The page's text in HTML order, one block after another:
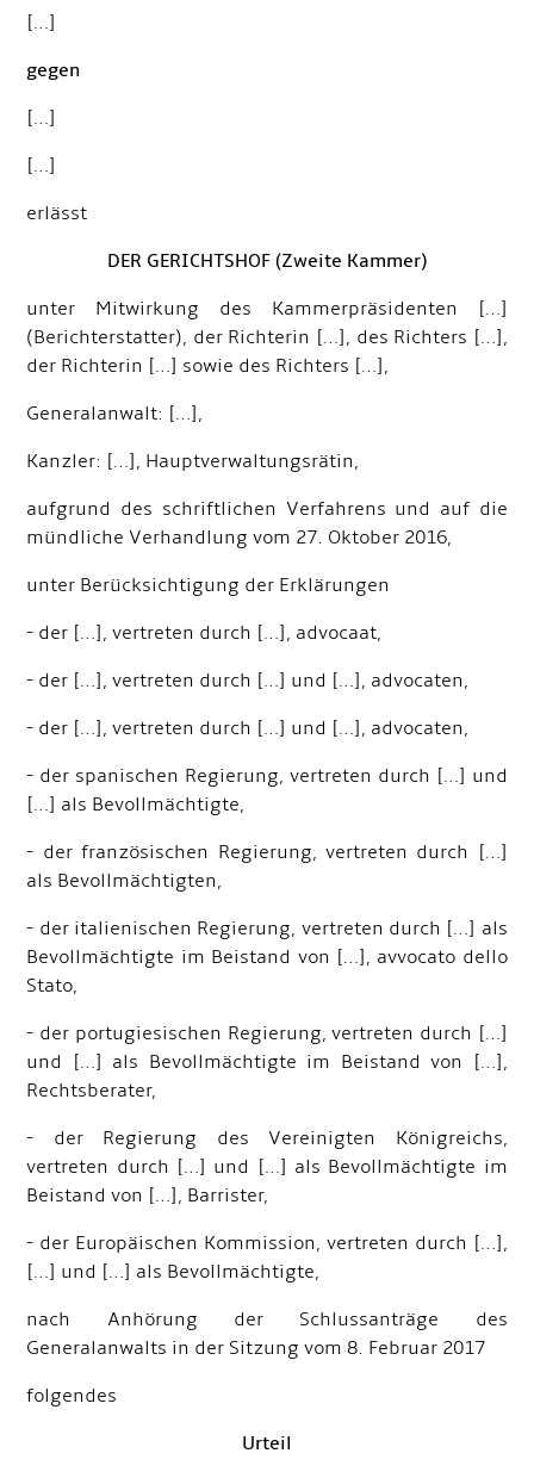
[…]
gegen
[…]
[…]
erlässt
DER GERICHTSHOF (Zweite Kammer)
unter Mitwirkung des Kammerpräsidenten […]
(Berichterstatter), der Richterin […], des Richters […],
der Richterin […] sowie des Richters […],
Generalanwalt: […],
Kanzler: […], Hauptverwaltungsrätin,
aufgrund des schriftlichen Verfahrens und auf die
mündliche Verhandlung vom 27. Oktober 2016,
unter Berücksichtigung der Erklärungen
- der […], vertreten durch […], advocaat,
- der […], vertreten durch […] und […], advocaten,
- der […], vertreten durch […] und […], advocaten,
- der spanischen Regierung, vertreten durch […] und
[…] als Bevollmächtigte,
- der französischen Regierung, vertreten durch […]
als Bevollmächtigten,
- der italienischen Regierung, vertreten durch […] als
Bevollmächtigte im Beistand von […], avvocato dello
Stato,
- der portugiesischen Regierung, vertreten durch […]
und […] als Bevollmächtigte im Beistand von […],
Rechtsberater,
- der Regierung des Vereinigten Königreichs,
vertreten durch […] und […] als Bevollmächtigte im
Beistand von […], Barrister,
- der Europäischen Kommission, vertreten durch […],
[…] und […] als Bevollmächtigte,
nach Anhörung der Schlussanträge des
Generalanwalts in der Sitzung vom 8. Februar 2017
folgendes
Urteil